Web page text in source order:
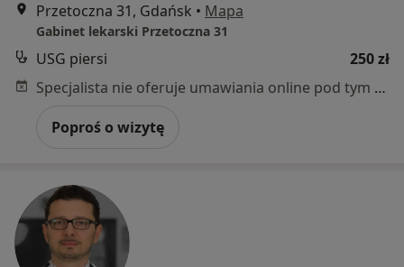
Przetoczna 31, Gdańsk • Mapa
Gabinet lekarski Przetoczna 31
USG piersi
250 zł
Specjalista nie oferuje umawiania online pod tym adresem.
Poproś o wizytę